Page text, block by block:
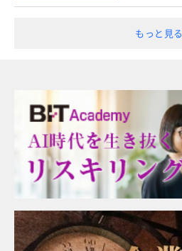
もっと見る